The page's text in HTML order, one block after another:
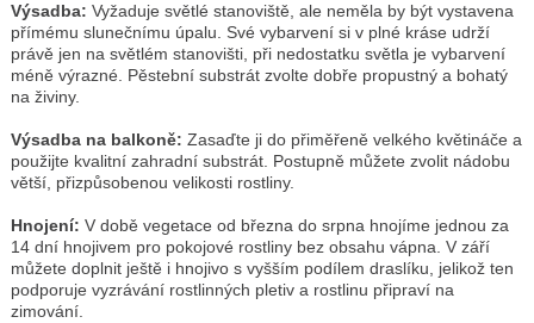
Výsadba: Vyžaduje světlé stanoviště, ale neměla by být vystavena
přímému slunečnímu úpalu. Své vybarvení si v plné kráse udrží
právě jen na světlém stanovišti, při nedostatku světla je vybarvení
méně výrazné. Pěstební substrát zvolte dobře propustný a bohatý
na živiny.
Výsadba na balkoně: Zasaďte ji do přiměřeně velkého květináče a
použijte kvalitní zahradní substrát. Postupně můžete zvolit nádobu
větší, přizpůsobenou velikosti rostliny.
Hnojení: V době vegetace od března do srpna hnojíme jednou za
14 dní hnojivem pro pokojové rostliny bez obsahu vápna. V září
můžete doplnit ještě i hnojivo s vyšším podílem draslíku, jelikož ten
podporuje vyzrávání rostlinných pletiv a rostlinu připraví na
zimování.